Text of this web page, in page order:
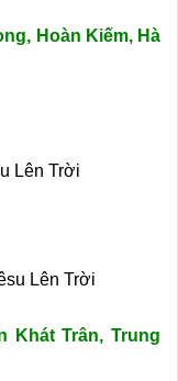
Hoàn Kiếm, Hà
Lên Trời
Lên Trời
Khát Trân, Trung